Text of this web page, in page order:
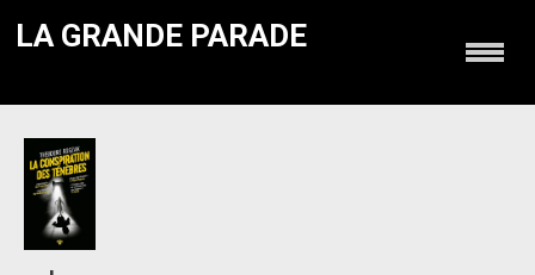
LA GRANDE PARADE